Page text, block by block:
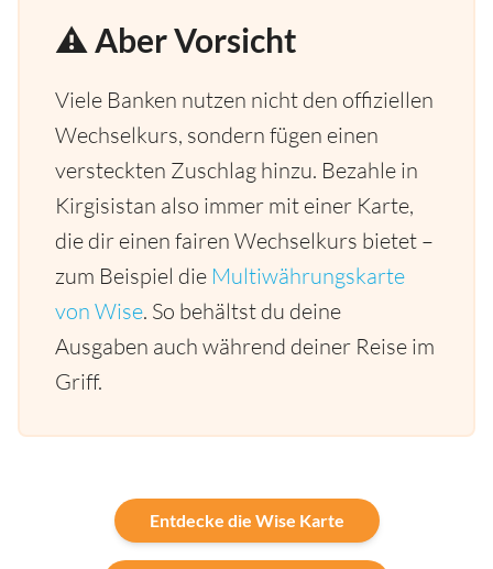
⚠️ Aber Vorsicht
Viele Banken nutzen nicht den offiziellen
Wechselkurs, sondern fügen einen
versteckten Zuschlag hinzu. Bezahle in
Kirgisistan also immer mit einer Karte,
die dir einen fairen Wechselkurs bietet –
zum Beispiel die Multiwährungskarte
von Wise. So behältst du deine
Ausgaben auch während deiner Reise im
Griff.
Entdecke die Wise Karte